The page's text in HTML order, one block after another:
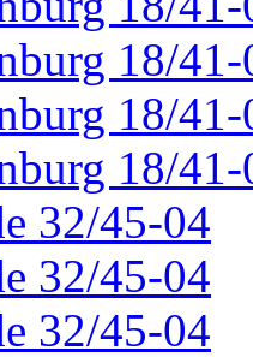
18/41-
18/41-
18/41-
32/45-04
32/45-04
32/45-04